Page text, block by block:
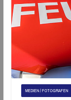
MEDIEN / FOTOGRAFEN